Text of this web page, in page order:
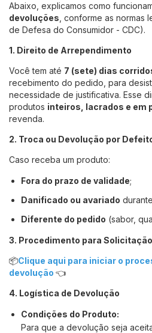
Abaixo, explicamos como
devoluções , conforme as normas
de Defesa do Consumidor - CDC).
1. Direito de Arrependimento
Você tem até 7 (sete) dias
recebimento do pedido, para
necessidade de justificativa. Esse
produtos inteiros, lacrados e em
revenda.
2. Troca ou Devolução por
Caso receba um produto:
Fora do prazo de validade;
Danificado ou avariado
Diferente do pedido (sabor,
3. Procedimento para Solicitação
📦Clique aqui para iniciar o
devolução 👈
4. Logística de Devolução
Condições do Produto:
Para que a devolução seja